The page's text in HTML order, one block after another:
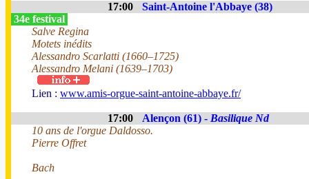
17:00
Saint-Antoine l'Abbaye (38)
34e festival
Salve Regina
Motets inédits
Alessandro Scarlatti (1660–1725)
Alessandro Melani (1639–1703)
Lien : www.amis-orgue-saint-antoine-abbaye.fr/
17:00 Alençon (61) - Basilique Nd
10 ans de l'orgue Daldosso.
Pierre Offret
Bach